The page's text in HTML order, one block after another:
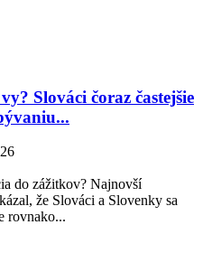
Slováci čoraz častejšie
do zážitkov? Najnovší
že Slováci a Slovenky sa
rovnako...